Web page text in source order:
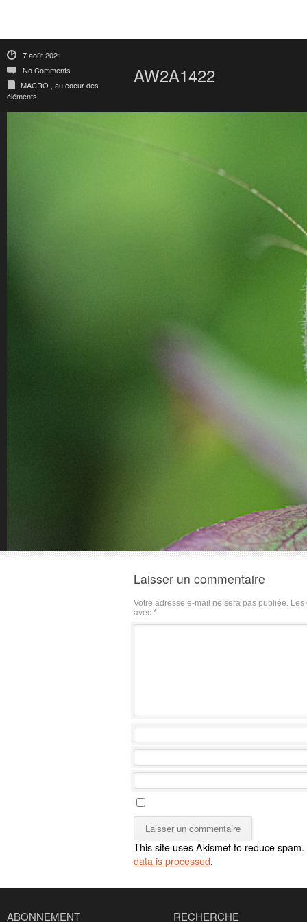
7 août 2021
No Comments
MACRO , au coeur des
éléments
AW2A1422
Laisser un commentaire
Votre adresse e-mail ne sera pas publiée. Les
avec *
This site uses Akismet to reduce spam.
data is processed.
ABONNEMENT RECHERCHE